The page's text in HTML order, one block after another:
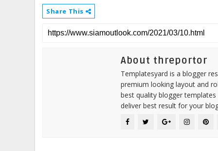
Share This
About threportor
Templatesyard is a blogger
premium looking layout and
best quality blogger
deliver best result for your